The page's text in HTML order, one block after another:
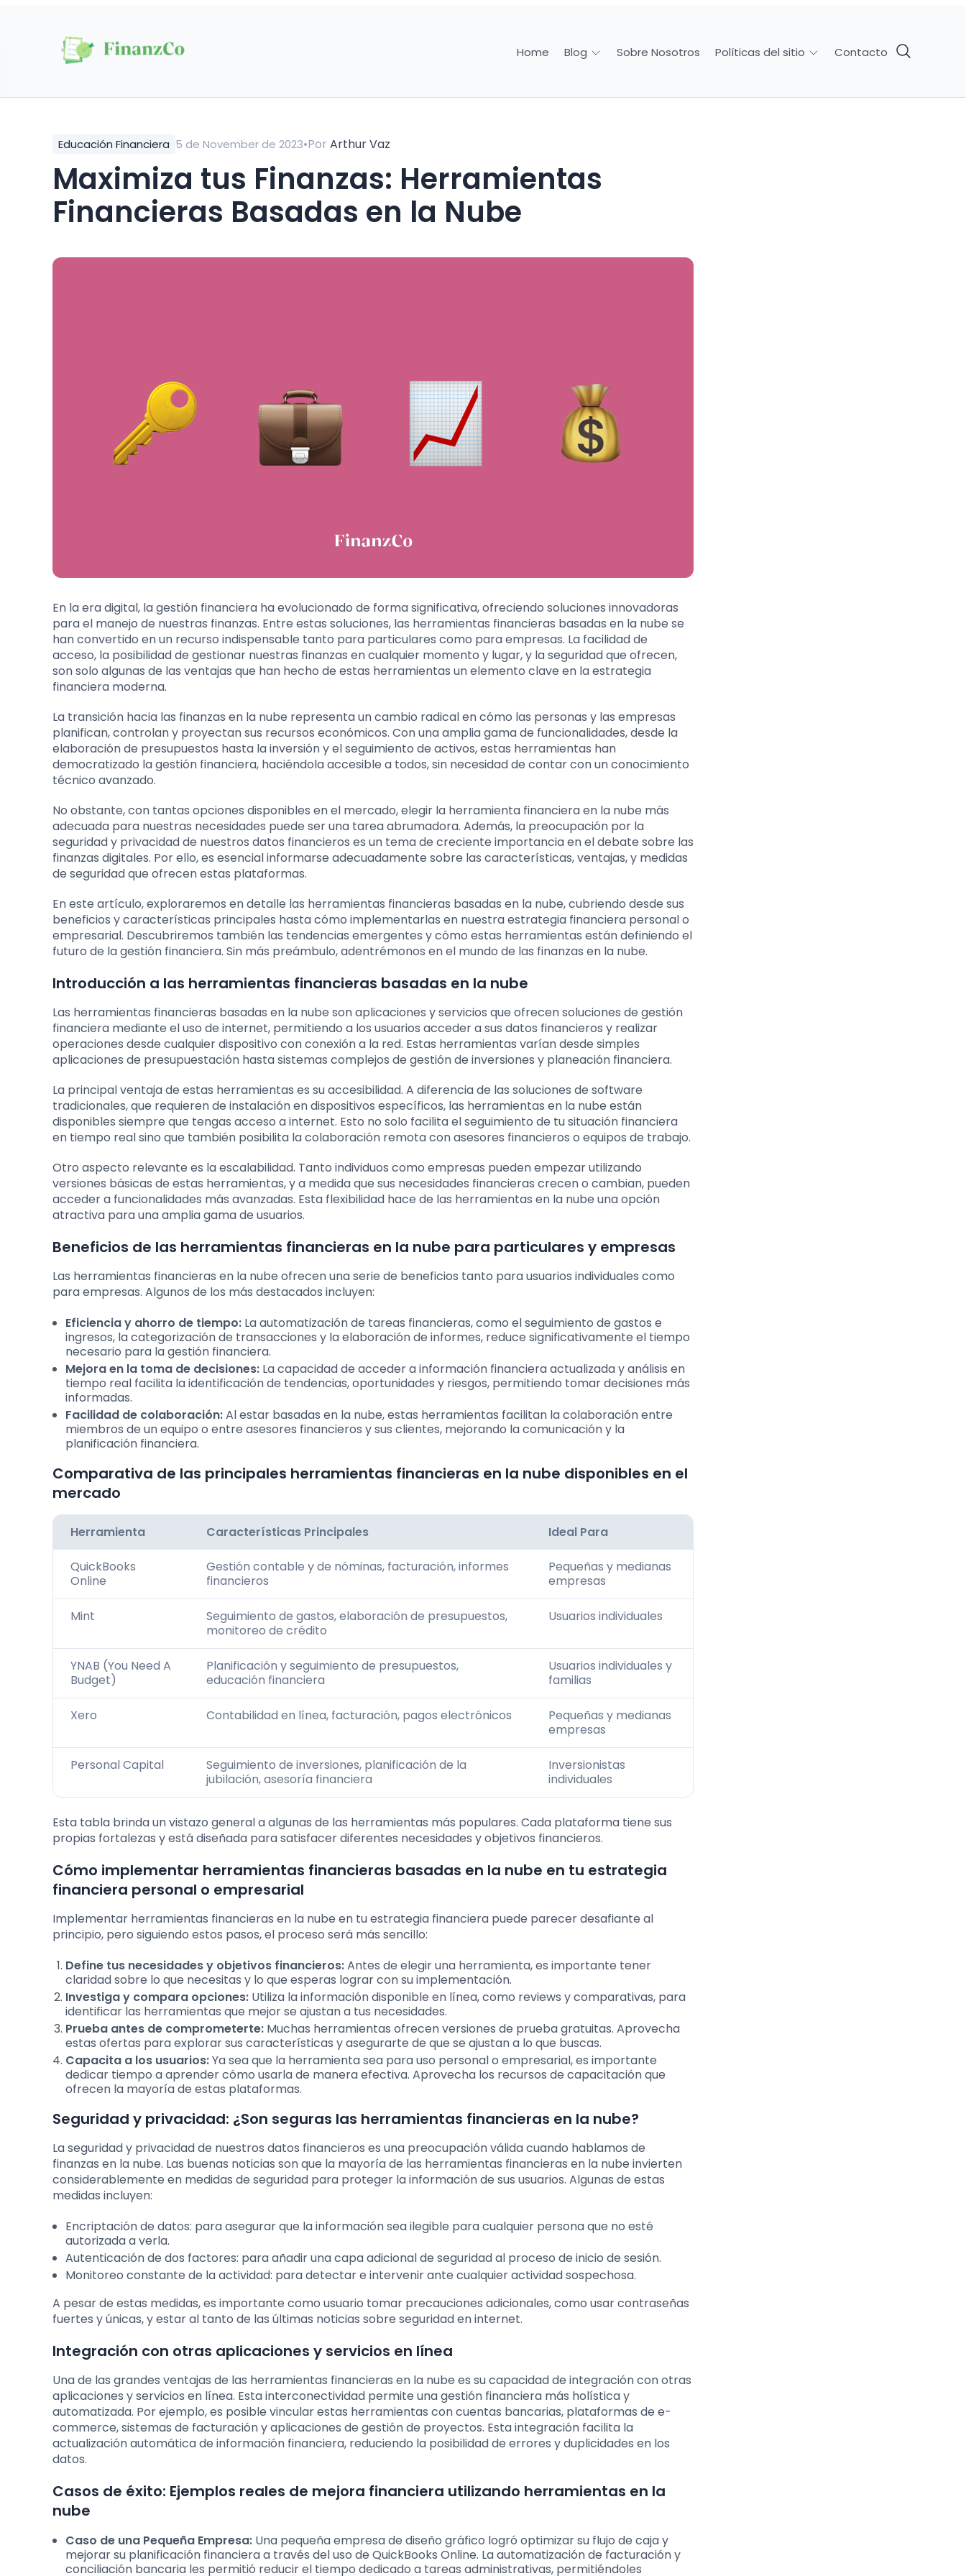
Home Blog Sobre Nosotros Políticas del sitio Contacto
Educación Financiera 5 de November de 2023•Por Arthur Vaz
Maximiza tus Finanzas: Herramientas
Financieras Basadas en la Nube
En la era digital, la gestión financiera ha evolucionado de forma significativa, ofreciendo soluciones innovadoras
para el manejo de nuestras finanzas. Entre estas soluciones, las herramientas financieras basadas en la nube se
han convertido en un recurso indispensable tanto para particulares como para empresas. La facilidad de
acceso, la posibilidad de gestionar nuestras finanzas en cualquier momento y lugar, y la seguridad que ofrecen,
son solo algunas de las ventajas que han hecho de estas herramientas un elemento clave en la estrategia
financiera moderna.
La transición hacia las finanzas en la nube representa un cambio radical en cómo las personas y las empresas
planifican, controlan y proyectan sus recursos económicos. Con una amplia gama de funcionalidades, desde la
elaboración de presupuestos hasta la inversión y el seguimiento de activos, estas herramientas han
democratizado la gestión financiera, haciéndola accesible a todos, sin necesidad de contar con un conocimiento
técnico avanzado.
No obstante, con tantas opciones disponibles en el mercado, elegir la herramienta financiera en la nube más
adecuada para nuestras necesidades puede ser una tarea abrumadora. Además, la preocupación por la
seguridad y privacidad de nuestros datos financieros es un tema de creciente importancia en el debate sobre las
finanzas digitales. Por ello, es esencial informarse adecuadamente sobre las características, ventajas, y medidas
de seguridad que ofrecen estas plataformas.
En este artículo, exploraremos en detalle las herramientas financieras basadas en la nube, cubriendo desde sus
beneficios y características principales hasta cómo implementarlas en nuestra estrategia financiera personal o
empresarial. Descubriremos también las tendencias emergentes y cómo estas herramientas están definiendo el
futuro de la gestión financiera. Sin más preámbulo, adentrémonos en el mundo de las finanzas en la nube.
Introducción a las herramientas financieras basadas en la nube
Las herramientas financieras basadas en la nube son aplicaciones y servicios que ofrecen soluciones de gestión
financiera mediante el uso de internet, permitiendo a los usuarios acceder a sus datos financieros y realizar
operaciones desde cualquier dispositivo con conexión a la red. Estas herramientas varían desde simples
aplicaciones de presupuestación hasta sistemas complejos de gestión de inversiones y planeación financiera.
La principal ventaja de estas herramientas es su accesibilidad. A diferencia de las soluciones de software
tradicionales, que requieren de instalación en dispositivos específicos, las herramientas en la nube están
disponibles siempre que tengas acceso a internet. Esto no solo facilita el seguimiento de tu situación financiera
en tiempo real sino que también posibilita la colaboración remota con asesores financieros o equipos de trabajo.
Otro aspecto relevante es la escalabilidad. Tanto individuos como empresas pueden empezar utilizando
versiones básicas de estas herramientas, y a medida que sus necesidades financieras crecen o cambian, pueden
acceder a funcionalidades más avanzadas. Esta flexibilidad hace de las herramientas en la nube una opción
atractiva para una amplia gama de usuarios.
Beneficios de las herramientas financieras en la nube para particulares y empresas
Las herramientas financieras en la nube ofrecen una serie de beneficios tanto para usuarios individuales como
para empresas. Algunos de los más destacados incluyen:
Eficiencia y ahorro de tiempo: La automatización de tareas financieras, como el seguimiento de gastos e
ingresos, la categorización de transacciones y la elaboración de informes, reduce significativamente el tiempo
necesario para la gestión financiera.
Mejora en la toma de decisiones: La capacidad de acceder a información financiera actualizada y análisis en
tiempo real facilita la identificación de tendencias, oportunidades y riesgos, permitiendo tomar decisiones más
informadas.
Facilidad de colaboración:Al estar basadas en la nube, estas herramientas facilitan la colaboración entre
miembros de un equipo o entre asesores financieros y sus clientes, mejorando la comunicación y la
planificación financiera.
Comparativa de las principales herramientas financieras en la nube disponibles en el
mercado
Herramienta Características Principales Ideal Para
QuickBooks
Online
Gestión contable y de nóminas, facturación, informes
financieros
Pequeñas y medianas
empresas
Mint
Seguimiento de gastos, elaboración de presupuestos,
monitoreo de crédito
Usuarios individuales
YNAB (You Need A
Budget)
Planificación y seguimiento de presupuestos,
educación financiera
Usuarios individuales y
familias
Xero Contabilidad en línea, facturación, pagos electrónicos
Pequeñas y medianas
empresas
Personal Capital
Seguimiento de inversiones, planificación de la
jubilación, asesoría financiera
Inversionistas
individuales
Esta tabla brinda un vistazo general a algunas de las herramientas más populares. Cada plataforma tiene sus
propias fortalezas y está diseñada para satisfacer diferentes necesidades y objetivos financieros.
Cómo implementar herramientas financieras basadas en la nube en tu estrategia
financiera personal o empresarial
Implementar herramientas financieras en la nube en tu estrategia financiera puede parecer desafiante al
principio, pero siguiendo estos pasos, el proceso será más sencillo:
Define tus necesidades y objetivos financieros:Antes de elegir una herramienta, es importante tener
claridad sobre lo que necesitas y lo que esperas lograr con su implementación.
Investiga y compara opciones: Utiliza la información disponible en línea, como reviews y comparativas, para
identificar las herramientas que mejor se ajustan a tus necesidades.
Prueba antes de comprometerte: Muchas herramientas ofrecen versiones de prueba gratuitas. Aprovecha
estas ofertas para explorar sus características y asegurarte de que se ajustan a lo que buscas.
Capacita a los usuarios:Ya sea que la herramienta sea para uso personal o empresarial, es importante
dedicar tiempo a aprender cómo usarla de manera efectiva. Aprovecha los recursos de capacitación que
ofrecen la mayoría de estas plataformas.
Seguridad y privacidad: ¿Son seguras las herramientas financieras en la nube?
La seguridad y privacidad de nuestros datos financieros es una preocupación válida cuando hablamos de
finanzas en la nube. Las buenas noticias son que la mayoría de las herramientas financieras en la nube invierten
considerablemente en medidas de seguridad para proteger la información de sus usuarios. Algunas de estas
medidas incluyen:
Encriptación de datos: para asegurar que la información sea ilegible para cualquier persona que no esté
autorizada a verla.
Autenticación de dos factores: para añadir una capa adicional de seguridad al proceso de inicio de sesión.
Monitoreo constante de la actividad: para detectar e intervenir ante cualquier actividad sospechosa.
A pesar de estas medidas, es importante como usuario tomar precauciones adicionales, como usar contraseñas
fuertes y únicas, y estar al tanto de las últimas noticias sobre seguridad en internet.
Integración con otras aplicaciones y servicios en línea
Una de las grandes ventajas de las herramientas financieras en la nube es su capacidad de integración con otras
aplicaciones y servicios en línea. Esta interconectividad permite una gestión financiera más holística y
automatizada. Por ejemplo, es posible vincular estas herramientas con cuentas bancarias, plataformas de e-
commerce, sistemas de facturación y aplicaciones de gestión de proyectos. Esta integración facilita la
actualización automática de información financiera, reduciendo la posibilidad de errores y duplicidades en los
datos.
Casos de éxito: Ejemplos reales de mejora financiera utilizando herramientas en la
nube
Caso de una Pequeña Empresa: Una pequeña empresa de diseño gráfico logró optimizar su flujo de caja y
mejorar su planificación financiera a través del uso de QuickBooks Online. La automatización de facturación y
conciliación bancaria les permitió reducir el tiempo dedicado a tareas administrativas, permitiéndoles